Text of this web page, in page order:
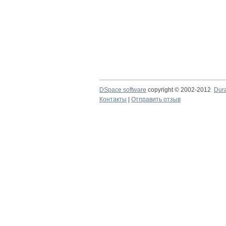
DSpace software copyright © 2002-2012
Контакты
Отправить отзыв